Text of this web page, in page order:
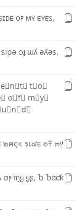
ɪᴅᴇᴏꜰ ᴍʏ ᴇʏᴇꜱ,
sıpǝoɟ ɯʎǝʎǝs,
e⃣n⃣t⃣ t⃣o⃣
o⃣f⃣ m⃣y⃣
u⃣n⃣d⃣
๒คςк รเ๔є ๏Ŧ๓ץ
σϝ ɱყ ყʂ, Ⴆ Ⴆαƈƙ